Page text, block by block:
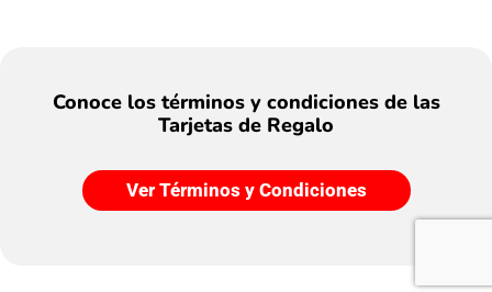
Conoce los términos y condiciones de las
Tarjetas de Regalo
Ver Términos y Condiciones